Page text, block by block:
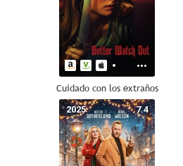
Cuidado con los extraños
7.4
2025